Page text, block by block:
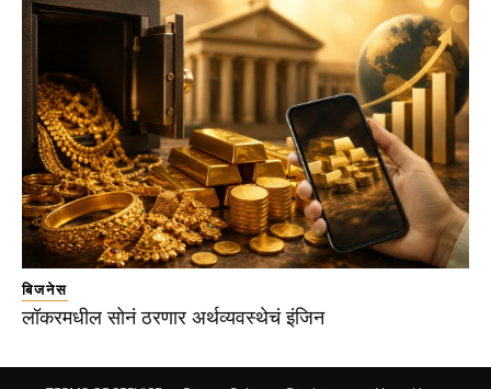
बिजनेस
लॉकरमधील सोनं ठरणार अर्थव्यवस्थेचं इंजिन